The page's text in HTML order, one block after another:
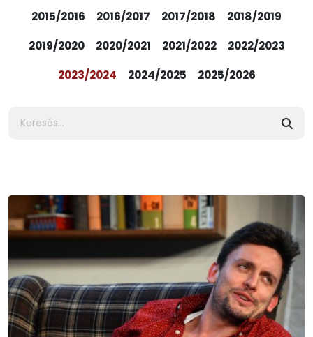
2015/2016
2016/2017 2017/2018
2018/2019
2019/2020
2020/2021 2021/2022
2022/2023
2023/2024
2024/2025 2025/2026